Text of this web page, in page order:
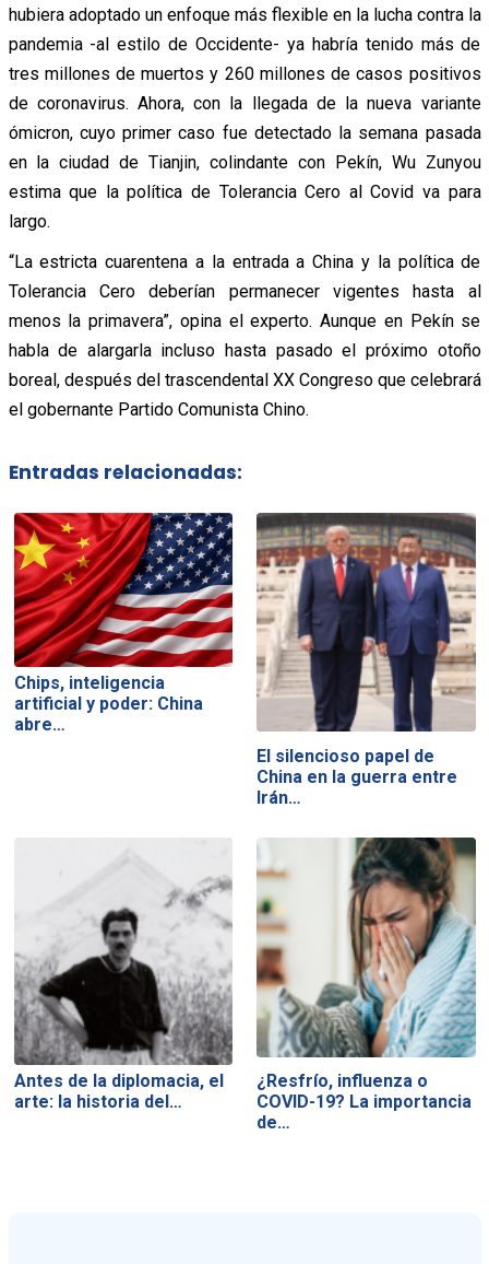
hubiera adoptado un enfoque más flexible en la lucha contra la
pandemia -al estilo de Occidente- ya habría tenido más de
tres millones de muertos y 260 millones de casos positivos
de coronavirus. Ahora, con la llegada de la nueva variante
ómicron, cuyo primer caso fue detectado la semana pasada
en la ciudad de Tianjin, colindante con Pekín, Wu Zunyou
estima que la política de Tolerancia Cero al Covid va para
largo.
“La estricta cuarentena a la entrada a China y la política de
Tolerancia Cero deberían permanecer vigentes hasta al
menos la primavera”, opina el experto. Aunque en Pekín se
habla de alargarla incluso hasta pasado el próximo otoño
boreal, después del trascendental XX Congreso que celebrará
el gobernante Partido Comunista Chino.
Entradas relacionadas:
Chips, inteligencia
artificial y poder: China
abre…
El silencioso papel de
China en la guerra entre
Irán…
Antes de la diplomacia, el
arte: la historia del…
¿Resfrío, influenza o
COVID-19? La importancia
de…